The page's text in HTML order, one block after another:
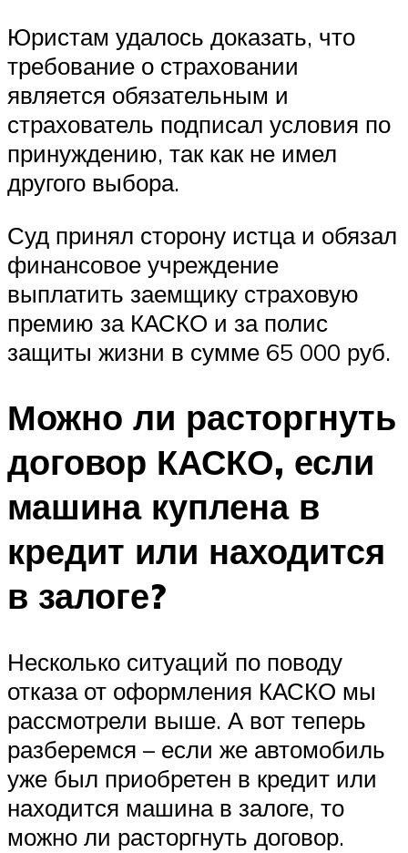
Юристам удалось доказать, что
требование о страховании
является обязательным и
страхователь подписал условия по
принуждению, так как не имел
другого выбора.
Суд принял сторону истца и обязал
финансовое учреждение
выплатить заемщику страховую
премию за КАСКО и за полис
защиты жизни в сумме 65 000 руб.
Можно ли расторгнуть
договор КАСКО, если
машина куплена в
кредит или находится
в залоге?
Несколько ситуаций по поводу
отказа от оформления КАСКО мы
рассмотрели выше. А вот теперь
разберемся – если же автомобиль
уже был приобретен в кредит или
находится машина в залоге, то
можно ли расторгнуть договор.